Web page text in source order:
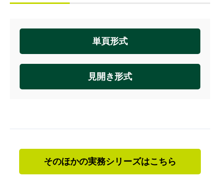
単頁形式
見開き形式
そのほかの実務シリーズはこちら